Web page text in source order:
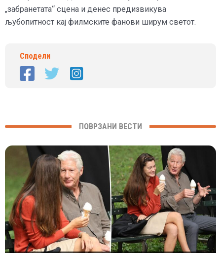
„забранетата“ сцена и денес предизвикува
љубопитност кај филмските фанови ширум светот.
Сподели
ПОВРЗАНИ ВЕСТИ